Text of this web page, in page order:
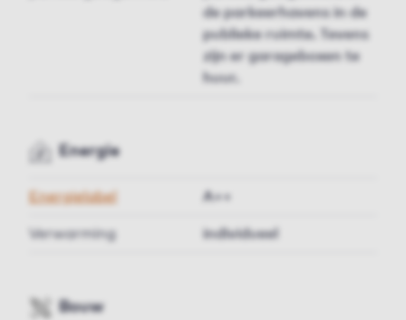
de parkeerhavens in de
publieke ruimte. Tevens
zijn er garageboxen te
huur.
Energie
Energielabel A++
Verwarming individueel
Bouw